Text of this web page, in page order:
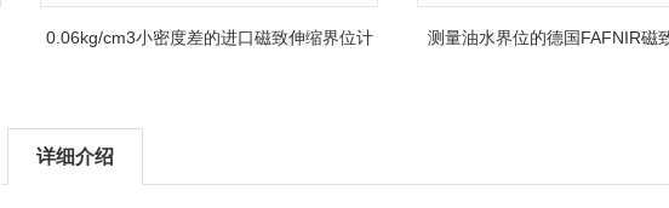
0.06kg/cm3小密度差的进口磁致伸缩界位计
测量油水界位的德国FAFNIR磁
详细介绍